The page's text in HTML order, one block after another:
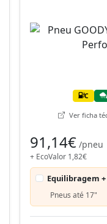
C
Ver ficha
91,14€ /pneu
+ EcoValor 1,82€
Equilibragem
Pneus até 17"